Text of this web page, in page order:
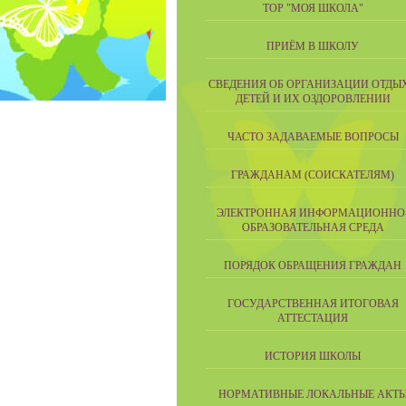
ТОР "МОЯ ШКОЛА"
ПРИЁМ В ШКОЛУ
СВЕДЕНИЯ ОБ ОРГАНИЗАЦИИ
ДЕТЕЙ И ИХ ОЗДОРОВЛЕНИИ
ЧАСТО ЗАДАВАЕМЫЕ ВОПРОСЫ
ГРАЖДАНАМ (СОИСКАТЕЛЯМ)
ЭЛЕКТРОННАЯ
ОБРАЗОВАТЕЛЬНАЯ СРЕДА
ПОРЯДОК ОБРАЩЕНИЯ ГРАЖДАН
ГОСУДАРСТВЕННАЯ ИТОГОВАЯ
АТТЕСТАЦИЯ
ИСТОРИЯ ШКОЛЫ
НОРМАТИВНЫЕ ЛОКАЛЬНЫЕ